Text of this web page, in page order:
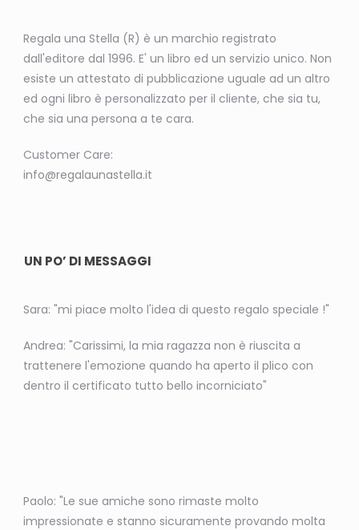
Regala una Stella (R) è un marchio registrato
dall'editore dal 1996. E' un libro ed un servizio unico. Non
esiste un attestato di pubblicazione uguale ad un altro
ed ogni libro è personalizzato per il cliente, che sia tu,
che sia una persona a te cara.
Customer Care:
info@regalaunastella.it
UN PO’ DI MESSAGGI
Sara: "mi piace molto l'idea di questo regalo speciale !"
Andrea: "Carissimi, la mia ragazza non è riuscita a
trattenere l'emozione quando ha aperto il plico con
dentro il certificato tutto bello incorniciato"
Paolo: "Le sue amiche sono rimaste molto
impressionate e stanno sicuramente provando molta